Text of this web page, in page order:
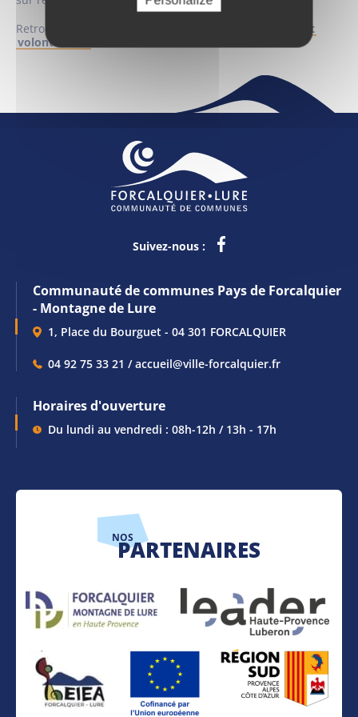
Retrouvez les consignes et la
carte des points d’apport
volontaire ici
Suivez-nous :
Communauté de communes Pays de Forcalquier
- Montagne de Lure
1, Place du Bourguet - 04 301 FORCALQUIER
04 92 75 33 21 / accueil@ville-forcalquier.fr
Horaires d'ouverture
Du lundi au vendredi : 08h-12h / 13h - 17h
NOS
PARTENAIRES